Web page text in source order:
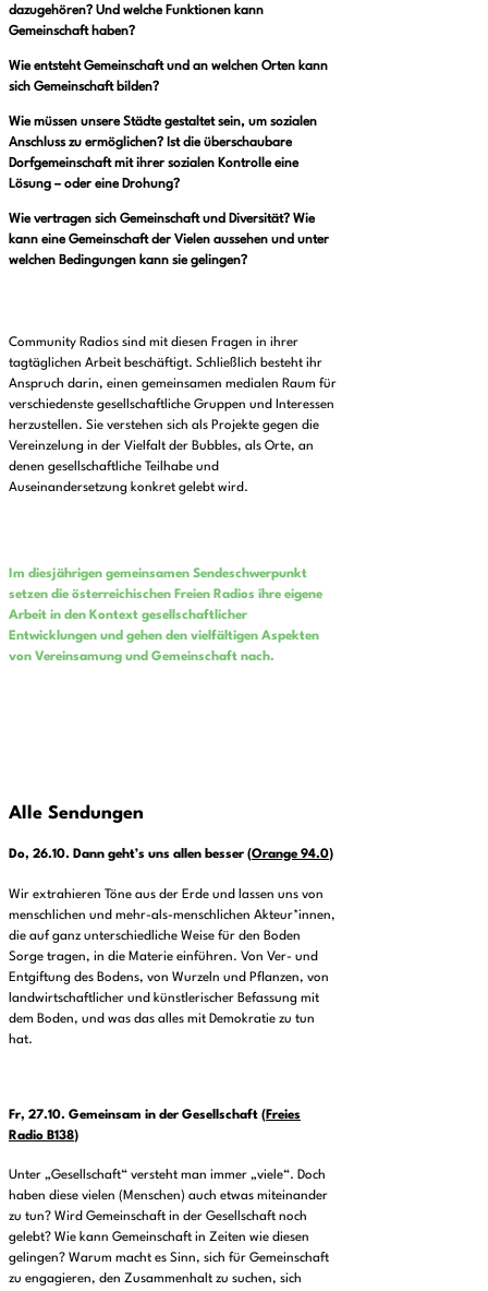
dazugehören? Und welche Funktionen kann
Gemeinschaft haben?
Wie entsteht Gemeinschaft und an welchen Orten kann
sich Gemeinschaft bilden?
Wie müssen unsere Städte gestaltet sein, um sozialen
Anschluss zu ermöglichen? Ist die überschaubare
Dorfgemeinschaft mit ihrer sozialen Kontrolle eine
Lösung – oder eine Drohung?
Wie vertragen sich Gemeinschaft und Diversität? Wie
kann eine Gemeinschaft der Vielen aussehen und unter
welchen Bedingungen kann sie gelingen?
Community Radios sind mit diesen Fragen in ihrer
tagtäglichen Arbeit beschäftigt. Schließlich besteht ihr
Anspruch darin, einen gemeinsamen medialen Raum für
verschiedenste gesellschaftliche Gruppen und Interessen
herzustellen. Sie verstehen sich als Projekte gegen die
Vereinzelung in der Vielfalt der Bubbles, als Orte, an
denen gesellschaftliche Teilhabe und
Auseinandersetzung konkret gelebt wird.
Im diesjährigen gemeinsamen Sendeschwerpunkt
setzen die österreichischen Freien Radios ihre eigene
Arbeit in den Kontext gesellschaftlicher
Entwicklungen und gehen den vielfältigen Aspekten
von Vereinsamung und Gemeinschaft nach.
Alle Sendungen
Do, 26.10. Dann geht’s uns allen besser (Orange 94.0)
Wir extrahieren Töne aus der Erde und lassen uns von
menschlichen und mehr-als-menschlichen Akteur*innen,
die auf ganz unterschiedliche Weise für den Boden
Sorge tragen, in die Materie einführen. Von Ver- und
Entgiftung des Bodens, von Wurzeln und Pflanzen, von
landwirtschaftlicher und künstlerischer Befassung mit
dem Boden, und was das alles mit Demokratie zu tun
hat.
Fr, 27.10. Gemeinsam in der Gesellschaft ( Freies
Radio B138)
Unter „Gesellschaft“ versteht man immer „viele“. Doch
haben diese vielen (Menschen) auch etwas miteinander
zu tun? Wird Gemeinschaft in der Gesellschaft noch
gelebt? Wie kann Gemeinschaft in Zeiten wie diesen
gelingen? Warum macht es Sinn, sich für Gemeinschaft
zu engagieren, den Zusammenhalt zu suchen, sich